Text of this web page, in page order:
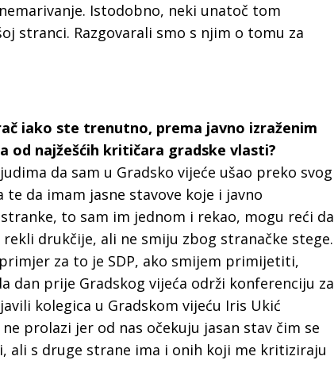
Istodobno, neki unatoč tom
stranci. Razgovarali smo s njim o tomu za
iako ste trenutno, prema javno izraženim
od najžešćih kritičara gradske vlasti?
da sam u Gradsko vijeće ušao preko svog
da imam jasne stavove koje i javno
to sam im jednom i rekao, mogu reći da
drukčije, ali ne smiju zbog stranačke stege.
za to je SDP, ako smijem primijetiti,
dan prije Gradskog vijeća održi konferenciju za
kolegica u Gradskom vijeću Iris Ukić
prolazi jer od nas očekuju jasan stav čim se
ali s druge strane ima i onih koji me kritiziraju